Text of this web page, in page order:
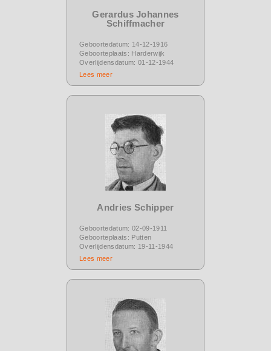
Gerardus Johannes
Schiffmacher
Geboortedatum: 14-12-1916
Geboorteplaats: Harderwijk
Overlijdensdatum: 01-12-1944
Lees meer
Andries Schipper
Geboortedatum: 02-09-1911
Geboorteplaats: Putten
Overlijdensdatum: 19-11-1944
Lees meer